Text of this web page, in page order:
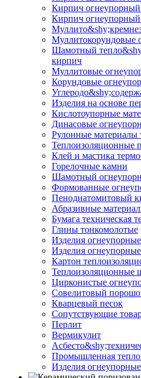
Кирпич
Кирпич
Муллито­корундовые
Шамотный
кирпич
Муллитовые
Корундовые
Изделия на основе
Кислотоупорные
Динасовые
Рулонные материалы
Тепло­изоляционные
Клей и мастика
Горелочные камни
Шамотный
Формованные
Пенодиатомитовый
Абразивные
Бумага техническая
Глины тонкомолотые
Изделия
Изделия
Картон
Теплоизоляционные
Цирконистые
Совелитовый
Кварцевый песок
Сопутствующие
Перлит
Вермикулит
Промышленная
Изделия